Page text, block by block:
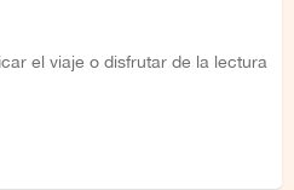
el viaje o disfrutar de la lectura